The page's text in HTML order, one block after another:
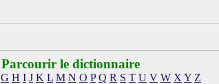
Parcourir le dictionnaire
G H I J K L M N O P Q R S T U V W X Y Z